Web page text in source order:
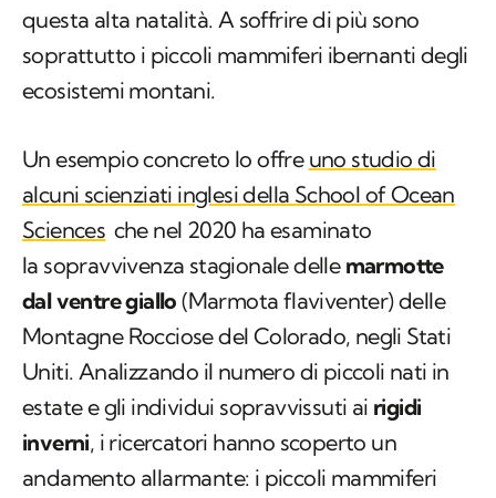
questa alta natalità. A soffrire di più sono
soprattutto i piccoli mammiferi ibernanti degli
ecosistemi montani.
Un esempio concreto lo offre uno studio di
alcuni scienziati inglesi della School of Ocean
Sciences che nel 2020 ha esaminato
la sopravvivenza stagionale delle marmotte
dal ventre giallo (Marmota flaviventer) delle
Montagne Rocciose del Colorado, negli Stati
Uniti. Analizzando il numero di piccoli nati in
estate e gli individui sopravvissuti ai rigidi
inverni, i ricercatori hanno scoperto un
andamento allarmante: i piccoli mammiferi